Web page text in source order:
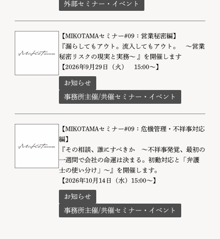
外部セミナー・イベント
【MIKOTAMAセミナー#09：営業秘密編】
『漏らしてもアウト。流入してもアウト。 〜営業
秘密リスクの現実と実務〜 』を開催します
【2026年9月29日（火） 15:00～】
お知らせ
事務所主催/共催セミナー・イベント
【MIKOTAMAセミナー#09：危機管理・不祥事対応
編】
『その相談、誰にすべきか 〜不祥事発覚、最初の
一週間で会社の命運は決まる。初動対応と「弁護
士の使い分け」〜』を開催します。
【2026年10月14日（水）15:00～】
お知らせ
事務所主催/共催セミナー・イベント